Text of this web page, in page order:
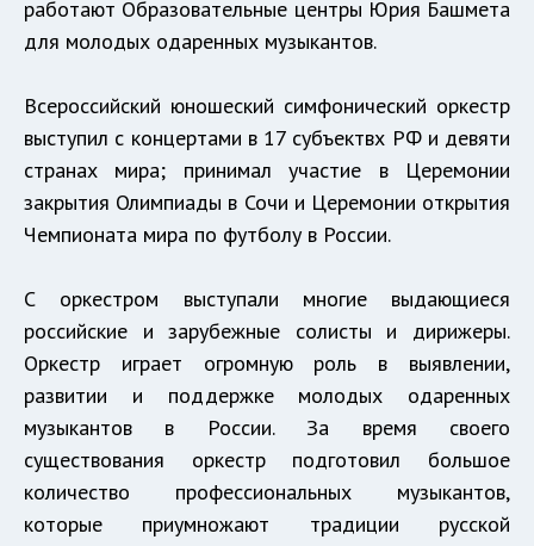
работают Образовательные центры Юрия Башмета
для молодых одаренных музыкантов.
Всероссийский юношеский симфонический оркестр
выступил с концертами в 17 субъектвх РФ и девяти
странах мира; принимал участие в Церемонии
закрытия Олимпиады в Сочи и Церемонии открытия
Чемпионата мира по футболу в России.
С оркестром выступали многие выдающиеся
российские и зарубежные солисты и дирижеры.
Оркестр играет огромную роль в выявлении,
развитии и поддержке молодых одаренных
музыкантов в России. За время своего
существования оркестр подготовил большое
количество профессиональных музыкантов,
которые приумножают традиции русской